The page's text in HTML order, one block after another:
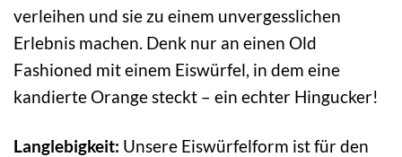
verleihen und sie zu einem unvergesslichen
Erlebnis machen. Denk nur an einen Old
Fashioned mit einem Eiswürfel, in dem eine
kandierte Orange steckt – ein echter Hingucker!
Langlebigkeit: Unsere Eiswürfelform ist für den